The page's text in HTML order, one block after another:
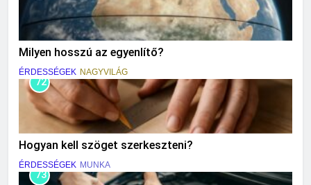
Milyen hosszú az egyenlítő?
ÉRDESSÉGEK NAGYVILÁG
72
Hogyan kell szöget szerkeszteni?
ÉRDESSÉGEK MUNKA
73